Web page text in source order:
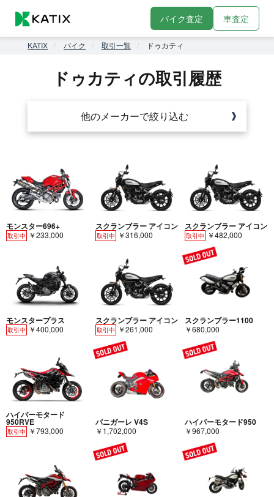
バイク査定 車査定
KATIX バイク 取引一覧 ドゥカティ
ドゥカティの取引履歴
他のメーカーで絞り込む
モンスター696+
取引中 ￥233,000
スクランブラー アイコン
取引中 ￥316,000
スクランブラー アイコン
取引中 ￥482,000
モンスタープラス
取引中 ￥400,000
スクランブラー アイコン
取引中 ￥261,000
スクランブラー1100
￥680,000
ハイパーモタード
950RVE
取引中 ￥793,000
パニガーレ V4S
￥1,702,000
ハイパーモタード950
￥967,000